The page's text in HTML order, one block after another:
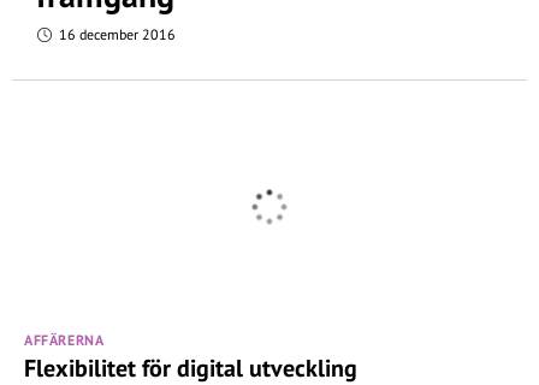
16 december 2016
AFFÄRERNA
Flexibilitet för digital utveckling